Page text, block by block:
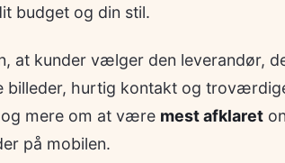
budget og din stil.
at kunder vælger den leverandør,
billeder, hurtig kontakt og
mere om at være mest afklaret
på mobilen.